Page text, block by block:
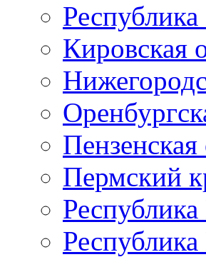
Кировская
Пензенская
Пермский